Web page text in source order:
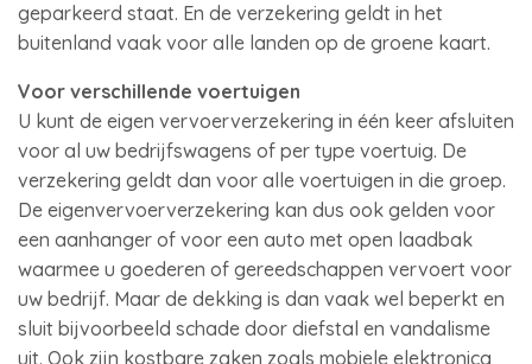
geparkeerd staat. En de verzekering geldt in het
buitenland vaak voor alle landen op de groene kaart.
Voor verschillende voertuigen
U kunt de eigen vervoerverzekering in één keer afsluiten
voor al uw bedrijfswagens of per type voertuig. De
verzekering geldt dan voor alle voertuigen in die groep.
De eigenvervoerverzekering kan dus ook gelden voor
een aanhanger of voor een auto met open laadbak
waarmee u goederen of gereedschappen vervoert voor
uw bedrijf. Maar de dekking is dan vaak wel beperkt en
sluit bijvoorbeeld schade door diefstal en vandalisme
uit. Ook zijn kostbare zaken zoals mobiele elektronica